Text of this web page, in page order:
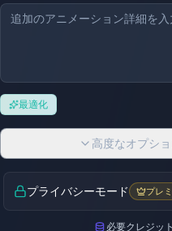
最適化
高度なオプシ
プライバシーモード プレ
必要クレジッ